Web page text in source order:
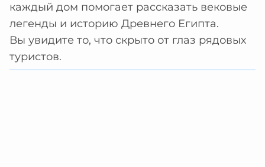
каждый дом помогает рассказать вековые
легенды и историю Древнего Египта.
Вы увидите то, что скрыто от глаз рядовых
туристов.